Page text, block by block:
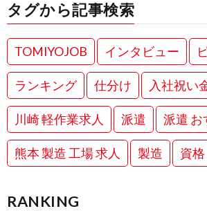
タグから記事検索
TOMIYOJOB インタビュー
ランキング 仕分け 入社祝い
川崎 軽作業求人 派遣 派遣 お
熊本 製造 工場 求人 製造 資格
RANKING